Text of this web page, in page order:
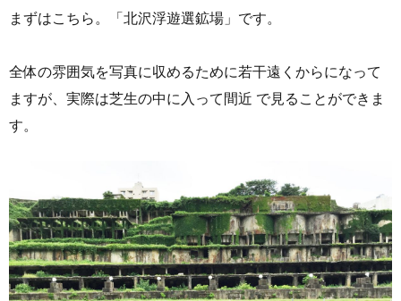
まずはこちら。「北沢浮遊選鉱場」です。
全体の雰囲気を写真に収めるために若干遠くからになって
ますが、実際は芝生の中に入って間近 で見ることができま
す。